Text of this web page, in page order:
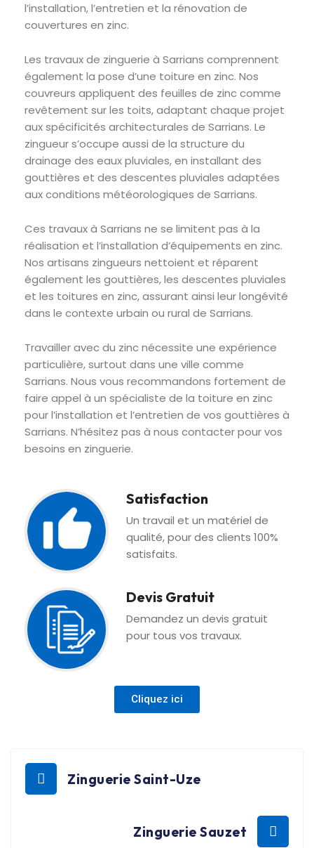
l’installation, l’entretien et la rénovation de
couvertures en zinc.
Les travaux de zinguerie à Sarrians comprennent
également la pose d’une toiture en zinc. Nos
couvreurs appliquent des feuilles de zinc comme
revêtement sur les toits, adaptant chaque projet
aux spécificités architecturales de Sarrians. Le
zingueur s’occupe aussi de la structure du
drainage des eaux pluviales, en installant des
gouttières et des descentes pluviales adaptées
aux conditions météorologiques de Sarrians.
Ces travaux à Sarrians ne se limitent pas à la
réalisation et l’installation d’équipements en zinc.
Nos artisans zingueurs nettoient et réparent
également les gouttières, les descentes pluviales
et les toitures en zinc, assurant ainsi leur longévité
dans le contexte urbain ou rural de Sarrians.
Travailler avec du zinc nécessite une expérience
particulière, surtout dans une ville comme
Sarrians. Nous vous recommandons fortement de
faire appel à un spécialiste de la toiture en zinc
pour l’installation et l’entretien de vos gouttières à
Sarrians. N’hésitez pas à nous contacter pour vos
besoins en zinguerie.
Satisfaction
Un travail et un matériel de
qualité, pour des clients 100%
satisfaits.
Devis Gratuit
Demandez un devis gratuit
pour tous vos travaux.
Cliquez ici
Zinguerie Saint-Uze
Zinguerie Sauzet